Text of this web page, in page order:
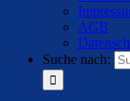
AGB
Suche nach: